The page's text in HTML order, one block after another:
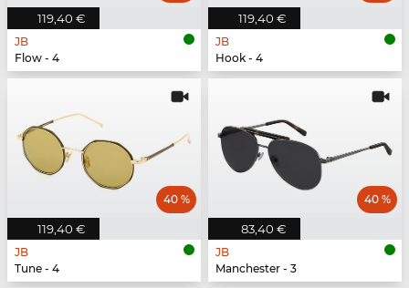
119,40 €
JB
Flow - 4
119,40 €
JB
Hook - 4
119,40 €
40 %
JB
Tune - 4
83,40 €
40 %
JB
Manchester - 3